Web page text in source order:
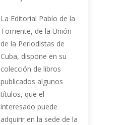
La Editorial Pablo de la
Torriente, de la Unión
de la Periodistas de
Cuba, dispone en su
colección de libros
publicados algunos
títulos, que el
interesado puede
adquirir en la sede de la